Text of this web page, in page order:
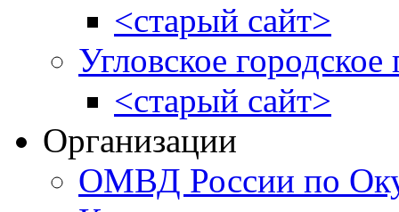
<старый сайт>
Угловское городское
<старый сайт>
Организации
ОМВД России по